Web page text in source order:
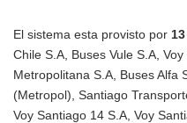
El sistema esta provisto por
Chile S.A, Buses Vule S.A,
Metropolitana S.A, Buses Alfa
(Metropol), Santiago
Voy Santiago 14 S.A, Voy